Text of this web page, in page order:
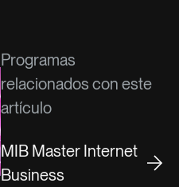
Programas
relacionados con este
artículo
MIB Master Internet
Business